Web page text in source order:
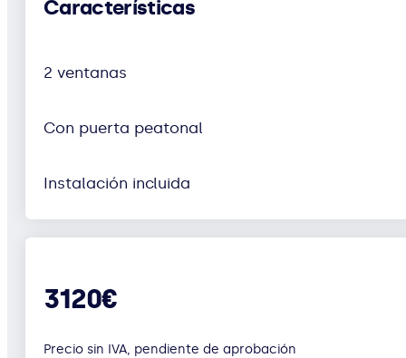
Características
2 ventanas
Con puerta peatonal
Instalación incluida
3120€
Precio sin IVA, pendiente de aprobación